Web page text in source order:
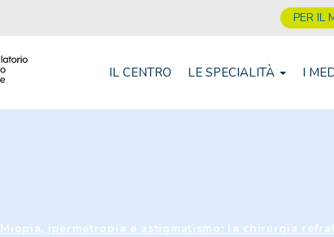
PER IL
IL CENTRO LE SPECIALITÀ I
Miopia, ipermetropia e astigmatismo: la chirurgia